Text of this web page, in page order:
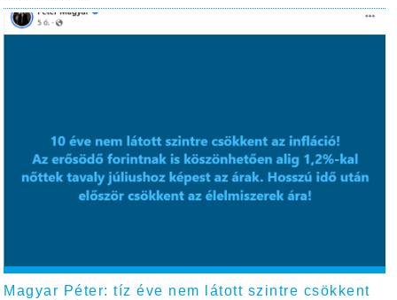
Magyar Péter: tíz éve nem látott szintre csökkent